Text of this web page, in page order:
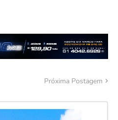
Próxima Postagem